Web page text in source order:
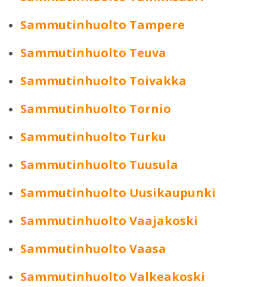
Sammutinhuolto Tampere
Sammutinhuolto Teuva
Sammutinhuolto Toivakka
Sammutinhuolto Tornio
Sammutinhuolto Turku
Sammutinhuolto Tuusula
Sammutinhuolto Uusikaupunki
Sammutinhuolto Vaajakoski
Sammutinhuolto Vaasa
Sammutinhuolto Valkeakoski